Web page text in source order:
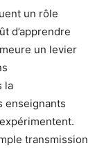
un rôle
d’apprendre
un levier
la
enseignants
transmission